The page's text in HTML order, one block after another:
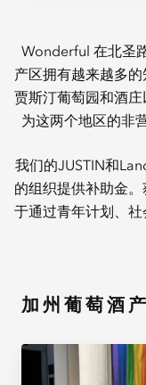
Wonderful 在北圣
产区拥有越来越多
贾斯汀葡萄园和酒
为这两个地区的非
我们的JUSTIN和
的组织提供补助金
于通过青年计划、社
加州葡萄酒